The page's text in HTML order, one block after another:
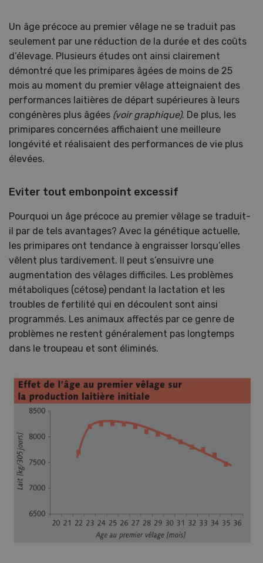
Un âge précoce au premier vêlage ne se traduit pas
seulement par une réduction de la durée et des coûts
d’élevage. Plusieurs études ont ainsi clairement
démontré que les primipares âgées de moins de 25
mois au moment du premier vêlage atteignaient des
performances laitières de départ supérieures à leurs
congénères plus âgées (voir graphique). De plus, les
primipares concernées affichaient une meilleure
longévité et réalisaient des performances de vie plus
élevées.
Eviter tout embonpoint excessif
Pourquoi un âge précoce au premier vêlage se traduit-
il par de tels avantages? Avec la génétique actuelle,
les primipares ont tendance à engraisser lorsqu’elles
vêlent plus tardivement. Il peut s’ensuivre une
augmentation des vêlages difficiles. Les problèmes
métaboliques (cétose) pendant la lactation et les
troubles de fertilité qui en découlent sont ainsi
programmés. Les animaux affectés par ce genre de
problèmes ne restent généralement pas longtemps
dans le troupeau et sont éliminés.